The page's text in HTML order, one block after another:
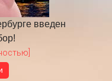
введен